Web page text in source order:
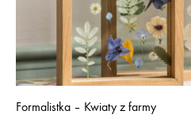
Formalistka – Kwiaty z farmy